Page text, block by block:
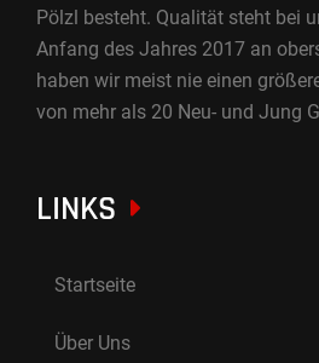
Pölzl besteht. Qualität steht bei
Anfang des Jahres 2017 an
haben wir meist nie einen
von mehr als 20 Neu- und Jung
LINKS
Startseite
Über Uns